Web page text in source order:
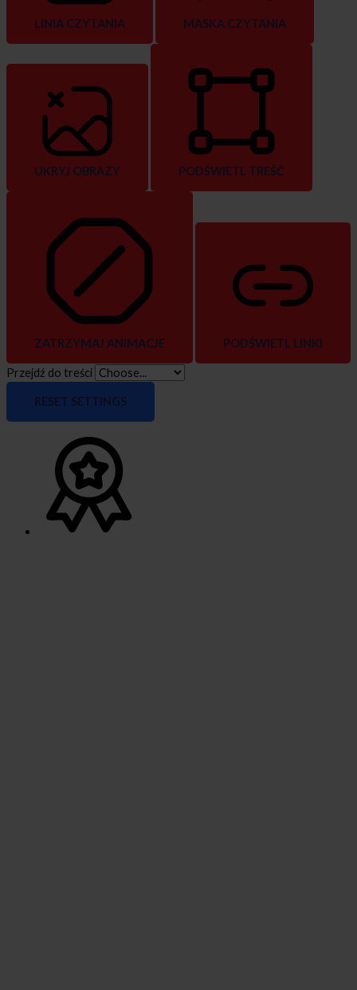
LINIA CZYTANIA MASKA CZYTANIA
UKRYJ OBRAZY PODŚWIETL TREŚĆ
ZATRZYMAJ ANIMACJE PODŚWIETL LINKI
Przejdź do treści
RESET SETTINGS